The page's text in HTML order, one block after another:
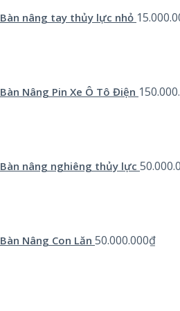
Bàn nâng tay thủy lực nhỏ
Bàn Nâng Pin Xe Ô Tô Điện
Bàn nâng nghiêng thủy lực
Bàn Nâng Con Lăn 50.000.000₫